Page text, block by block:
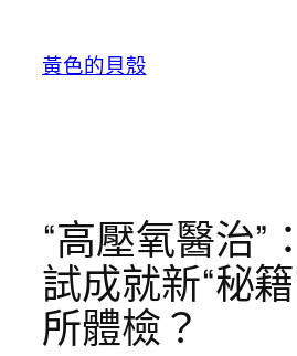
黃色的貝殼
“高壓氧醫治”
試成就新“秘
所體檢？